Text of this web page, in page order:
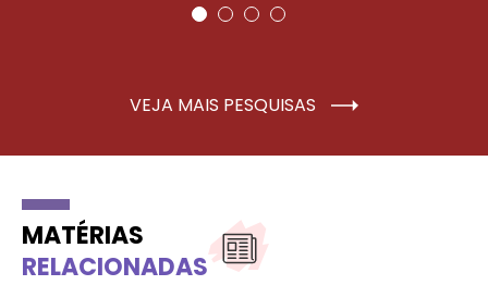
VEJA MAIS PESQUISAS
MATÉRIAS
RELACIONADAS